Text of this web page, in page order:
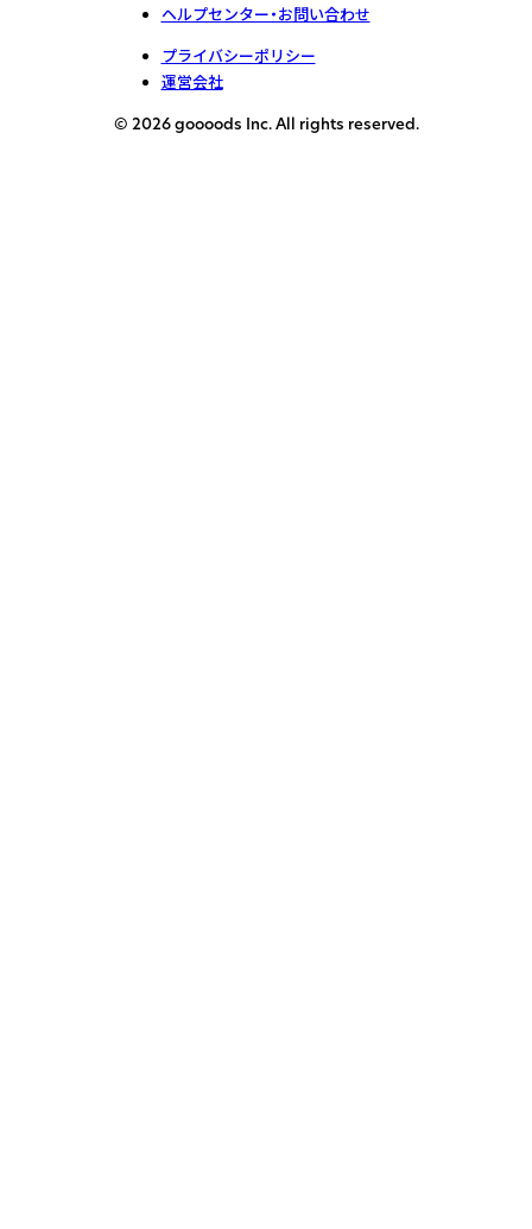
ヘルプセンター・お問い合わせ
プライバシーポリシー
運営会社
© 2026 goooods Inc. All rights reserved.